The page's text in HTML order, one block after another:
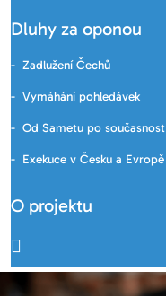
Dluhy za oponou
Zadlužení Čechů
Vymáhání pohledávek
Od Sametu po současnost
Exekuce v Česku a Evropě
O projektu